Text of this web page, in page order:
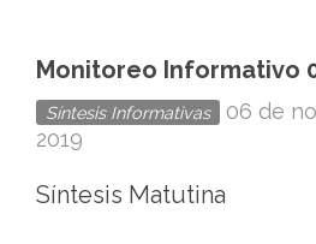
Monitoreo Informativo
Síntesis Informativas
06 de
2019
Síntesis Matutina